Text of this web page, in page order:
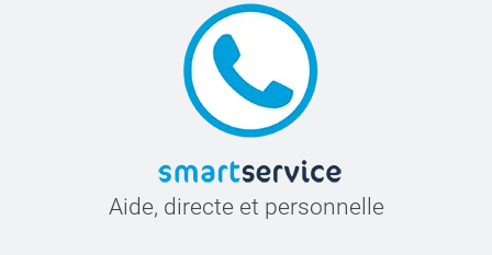
Aide, directe et personnelle